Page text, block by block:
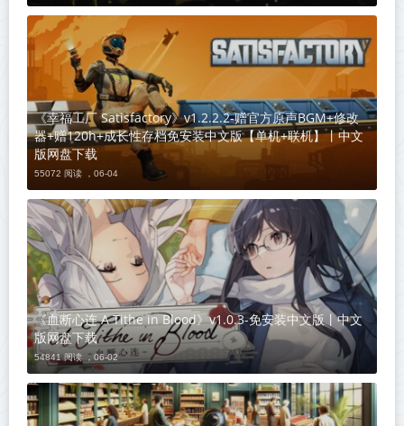
《幸福工厂 Satisfactory》v1.2.2.2-赠官方原声BGM+修改
器+赠120h+成长性存档免安装中文版【单机+联机】丨中文
版网盘下载
55072 阅读 ， 06-04
《血断心连 A Tithe in Blood》v1.0.3-免安装中文版丨中文
版网盘下载
54841 阅读 ， 06-02